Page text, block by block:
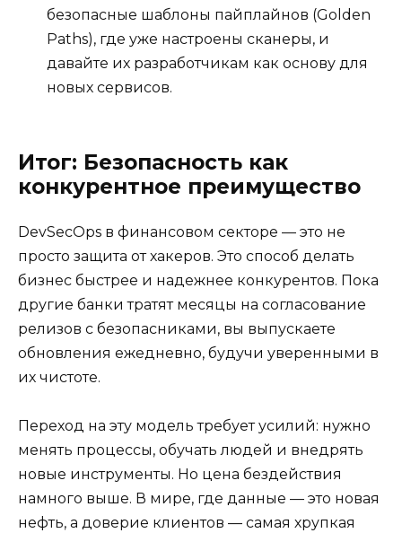
безопасные шаблоны пайплайнов (Golden
Paths), где уже настроены сканеры, и
давайте их разработчикам как основу для
новых сервисов.
Итог: Безопасность как
конкурентное преимущество
DevSecOps в финансовом секторе — это не
просто защита от хакеров. Это способ делать
бизнес быстрее и надежнее конкурентов. Пока
другие банки тратят месяцы на согласование
релизов с безопасниками, вы выпускаете
обновления ежедневно, будучи уверенными в
их чистоте.
Переход на эту модель требует усилий: нужно
менять процессы, обучать людей и внедрять
новые инструменты. Но цена бездействия
намного выше. В мире, где данные — это новая
нефть, а доверие клиентов — самая хрупкая